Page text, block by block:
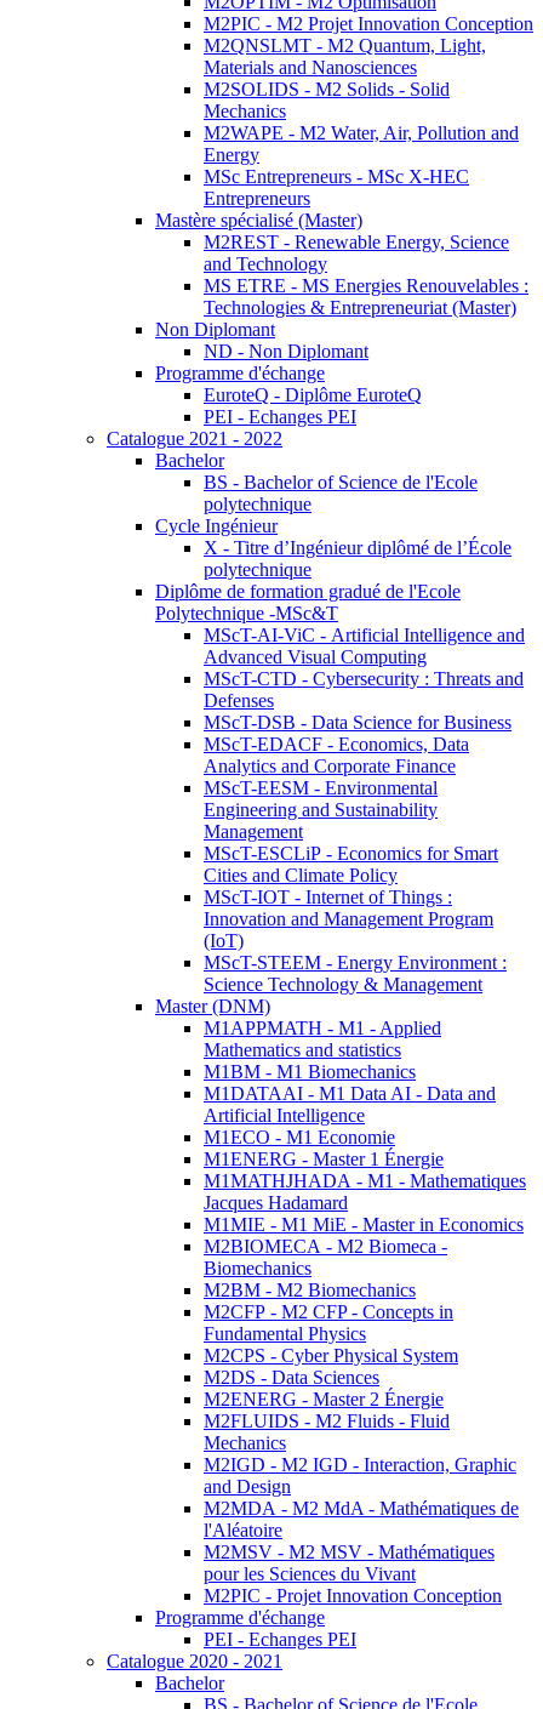
M2PIC - M2 Projet Innovation Conception
M2QNSLMT - M2 Quantum, Light,
Materials and Nanosciences
M2SOLIDS - M2 Solids - Solid
Mechanics
M2WAPE - M2 Water, Air, Pollution and
Energy
MSc Entrepreneurs - MSc X-HEC
Entrepreneurs
Mastère spécialisé (Master)
M2REST - Renewable Energy, Science
and Technology
MS ETRE - MS Energies Renouvelables :
Technologies & Entrepreneuriat (Master)
Non Diplomant
ND - Non Diplomant
Programme d'échange
EuroteQ - Diplôme EuroteQ
PEI - Echanges PEI
Catalogue 2021 - 2022
Bachelor
BS - Bachelor of Science de l'Ecole
polytechnique
Cycle Ingénieur
X - Titre d’Ingénieur diplômé de l’École
polytechnique
Diplôme de formation gradué de l'Ecole
Polytechnique -MSc&T
MScT-AI-ViC - Artificial Intelligence and
Advanced Visual Computing
MScT-CTD - Cybersecurity : Threats and
Defenses
MScT-DSB - Data Science for Business
MScT-EDACF - Economics, Data
Analytics and Corporate Finance
MScT-EESM - Environmental
Engineering and Sustainability
Management
MScT-ESCLiP - Economics for Smart
Cities and Climate Policy
MScT-IOT - Internet of Things :
Innovation and Management Program
(IoT)
MScT-STEEM - Energy Environment :
Science Technology & Management
Master (DNM)
M1APPMATH - M1 - Applied
Mathematics and statistics
M1BM - M1 Biomechanics
M1DATAAI - M1 Data AI - Data and
Artificial Intelligence
M1ECO - M1 Economie
M1ENERG - Master 1 Énergie
M1MATHJHADA - M1 - Mathematiques
Jacques Hadamard
M1MIE - M1 MiE - Master in Economics
M2BIOMECA - M2 Biomeca -
Biomechanics
M2BM - M2 Biomechanics
M2CFP - M2 CFP - Concepts in
Fundamental Physics
M2CPS - Cyber Physical System
M2DS - Data Sciences
M2ENERG - Master 2 Énergie
M2FLUIDS - M2 Fluids - Fluid
Mechanics
M2IGD - M2 IGD - Interaction, Graphic
and Design
M2MDA - M2 MdA - Mathématiques de
l'Aléatoire
M2MSV - M2 MSV - Mathématiques
pour les Sciences du Vivant
M2PIC - Projet Innovation Conception
Programme d'échange
PEI - Echanges PEI
Catalogue 2020 - 2021
Bachelor
BS - Bachelor of Science de l'Ecole